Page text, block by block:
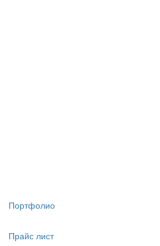
Портфолио
Прайс лист